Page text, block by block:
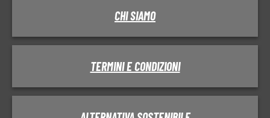
CHI SIAMO
TERMINI E CONDIZIONI